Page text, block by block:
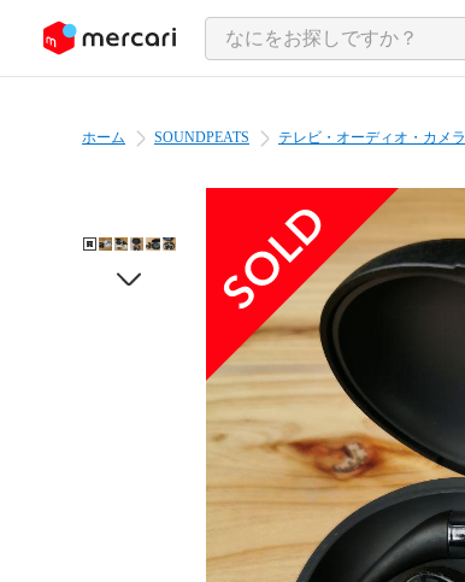
ツにスキップ
ホーム SOUNDPEATS テレビ・オーディオ・カメラ